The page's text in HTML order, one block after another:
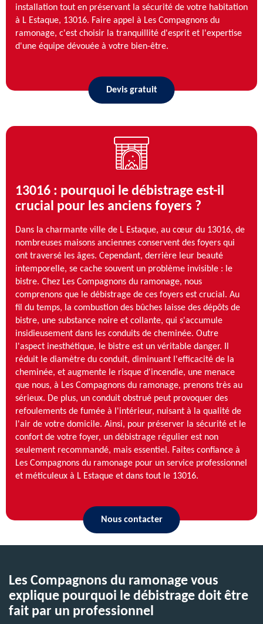
installation tout en préservant la sécurité de votre habitation
à L Estaque, 13016. Faire appel à Les Compagnons du
ramonage, c'est choisir la tranquillité d'esprit et l'expertise
d'une équipe dévouée à votre bien-être.
Devis gratuit
13016 : pourquoi le débistrage est-il
crucial pour les anciens foyers ?
Dans la charmante ville de L Estaque, au cœur du 13016, de
nombreuses maisons anciennes conservent des foyers qui
ont traversé les âges. Cependant, derrière leur beauté
intemporelle, se cache souvent un problème invisible : le
bistre. Chez Les Compagnons du ramonage, nous
comprenons que le débistrage de ces foyers est crucial. Au
fil du temps, la combustion des bûches laisse des dépôts de
bistre, une substance noire et collante, qui s'accumule
insidieusement dans les conduits de cheminée. Outre
l'aspect inesthétique, le bistre est un véritable danger. Il
réduit le diamètre du conduit, diminuant l'efficacité de la
cheminée, et augmente le risque d'incendie, une menace
que nous, à Les Compagnons du ramonage, prenons très au
sérieux. De plus, un conduit obstrué peut provoquer des
refoulements de fumée à l'intérieur, nuisant à la qualité de
l'air de votre domicile. Ainsi, pour préserver la sécurité et le
confort de votre foyer, un débistrage régulier est non
seulement recommandé, mais essentiel. Faites confiance à
Les Compagnons du ramonage pour un service professionnel
et méticuleux à L Estaque et dans tout le 13016.
Nous contacter
Les Compagnons du ramonage vous
explique pourquoi le débistrage doit être
fait par un professionnel